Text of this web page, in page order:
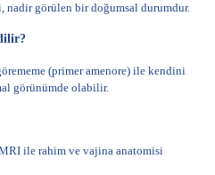
nadir görülen bir doğumsal durumdur.
(primer amenore) ile kendini
görünümde olabilir.
ile rahim ve vajina anatomisi